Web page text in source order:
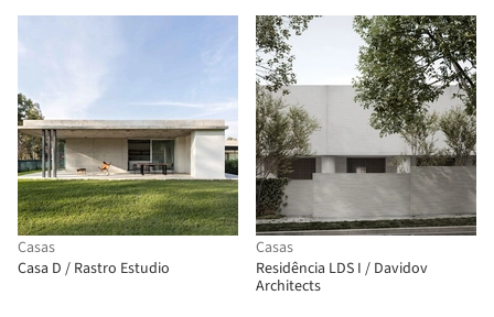
Casas
Casa D / Rastro Estudio
Casas
Residência LDS I / Davidov
Architects